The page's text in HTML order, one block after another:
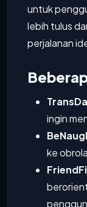
untuk
lebih tulus
perjalanan
ingin
ke